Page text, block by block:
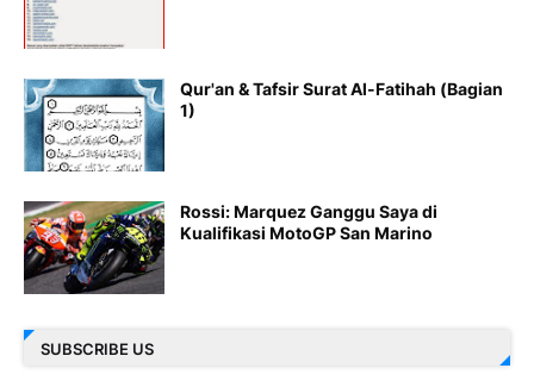
Qur'an & Tafsir Surat Al-Fatihah (Bagian
1)
Rossi: Marquez Ganggu Saya di
Kualifikasi MotoGP San Marino
SUBSCRIBE US